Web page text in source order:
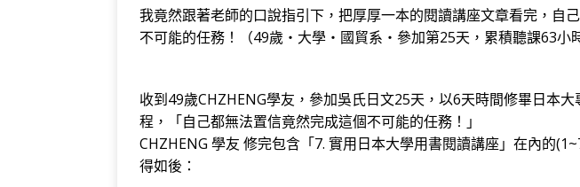
c
e
o
o
k
it
te
e
g
m
e C
h
e
r
o
te
我竟然跟著老師的口說指引下，把厚厚一本的閱讀講座文章看完，自
不可能的任務！（49歲‧大學‧國貿系‧參加第25天，累積聽課63小
收到49歲CHZHENG學友，參加吳氏日文25天，以6天時間修畢日本
程，「自己都無法置信竟然完成這個不可能的任務！」
CHZHENG 學友 修完包含「7. 實用日本大學用書閱讀講座」在內的
得如後：